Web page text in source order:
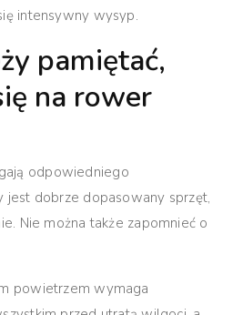
intensywny wysyp.
pamiętać,
na rower
odpowiedniego
jest dobrze dopasowany sprzęt,
Nie można także zapomnieć o
powietrzem wymaga